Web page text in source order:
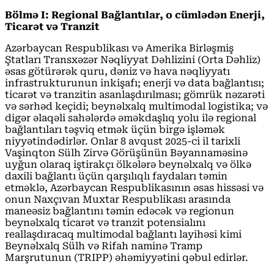
Bölmə I: Regional Bağlantılar, o cümlədən Enerji,
Ticarət və Tranzit
Azərbaycan Respublikası və Amerika Birləşmiş
Ştatları Transxəzər Nəqliyyat Dəhlizini (Orta Dəhliz)
əsas götürərək quru, dəniz və hava nəqliyyatı
infrastrukturunun inkişafı; enerji və data bağlantısı;
ticarət və tranzitin asanlaşdırılması; gömrük nəzarəti
və sərhəd keçidi; beynəlxalq multimodal logistika; və
digər əlaqəli sahələrdə əməkdaşlıq yolu ilə regional
bağlantıları təşviq etmək üçün birgə işləmək
niyyətindədirlər. Onlar 8 avqust 2025-ci il tarixli
Vaşinqton Sülh Zirvə Görüşünün Bəyannaməsinə
uyğun olaraq iştirakçı ölkələrə beynəlxalq və ölkə
daxili bağlantı üçün qarşılıqlı faydaları təmin
etməklə, Azərbaycan Respublikasının əsas hissəsi və
onun Naxçıvan Muxtar Respublikası arasında
maneəsiz bağlantını təmin edəcək və regionun
beynəlxalq ticarət və tranzit potensialını
reallaşdıracaq multimodal bağlantı layihəsi kimi
Beynəlxalq Sülh və Rifah naminə Tramp
Marşrutunun (TRIPP) əhəmiyyətini qəbul edirlər.